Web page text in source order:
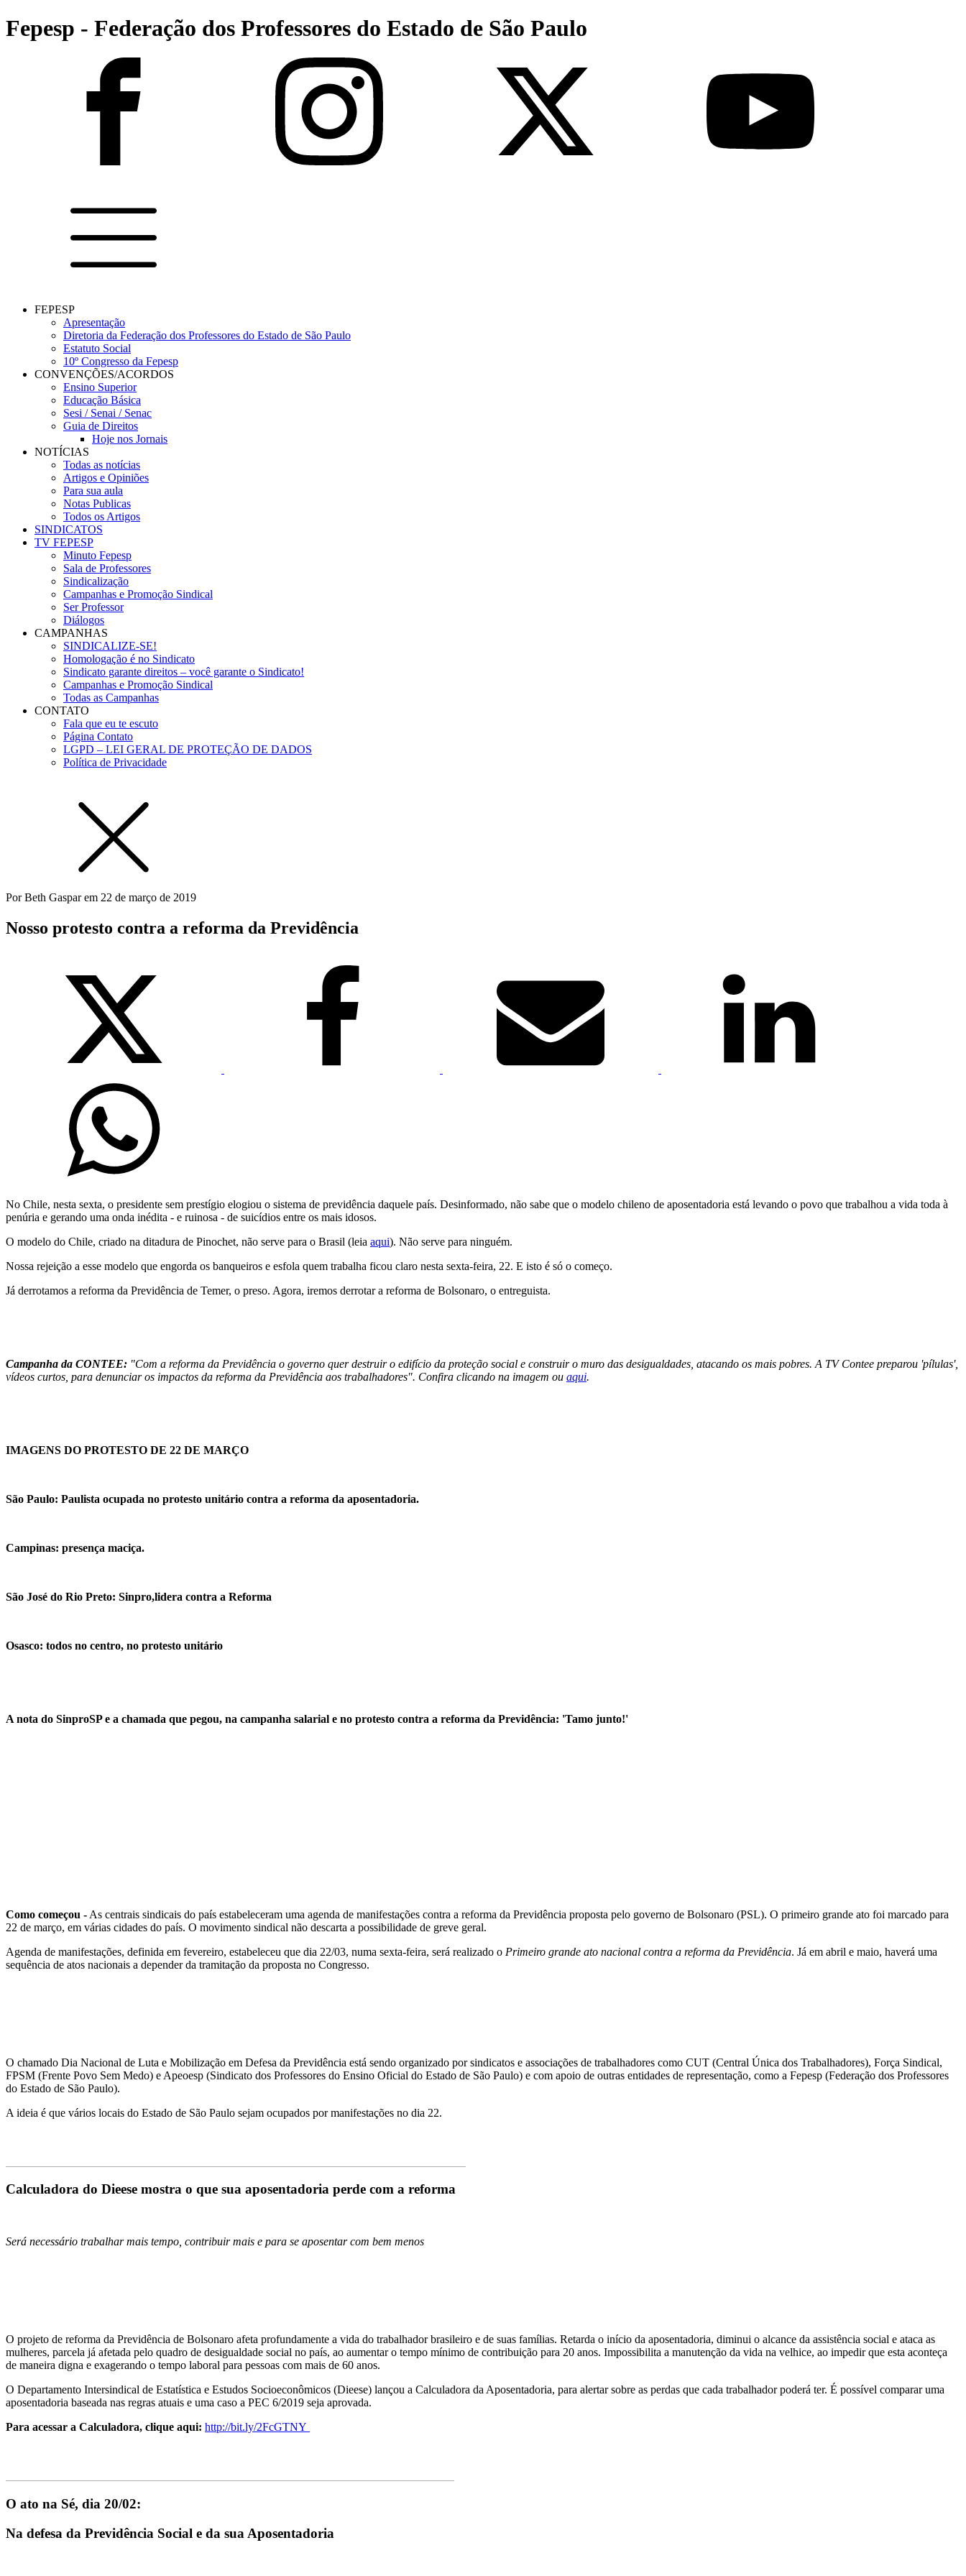
Fepesp - Federação dos Professores do Estado de São Paulo
FEPESP
Apresentação
Diretoria da Federação dos Professores do Estado de São Paulo
Estatuto Social
10º Congresso da Fepesp
CONVENÇÕES/ACORDOS
Ensino Superior
Educação Básica
Sesi / Senai / Senac
Guia de Direitos
Hoje nos Jornais
NOTÍCIAS
Todas as notícias
Artigos e Opiniões
Para sua aula
Notas Publicas
Todos os Artigos
SINDICATOS
TV FEPESP
Minuto Fepesp
Sala de Professores
Sindicalização
Campanhas e Promoção Sindical
Ser Professor
Diálogos
CAMPANHAS
SINDICALIZE-SE!
Homologação é no Sindicato
Sindicato garante direitos – você garante o Sindicato!
Campanhas e Promoção Sindical
Todas as Campanhas
CONTATO
Fala que eu te escuto
Página Contato
LGPD – LEI GERAL DE PROTEÇÃO DE DADOS
Política de Privacidade
PorBeth Gasparem 22 de março de 2019
Nosso protesto contra a reforma da Previdência
No Chile, nesta sexta, o presidente sem prestígio elogiou o sistema de previdência daquele país. Desinformado, não sabe que o modelo chileno de aposentadoria está levando o povo que trabalhou a vida toda à
penúria e gerando uma onda inédita - e ruinosa - de suicídios entre os mais idosos.
O modelo do Chile, criado na ditadura de Pinochet, não serve para o Brasil (leia aqui). Não serve para ninguém.
Nossa rejeição a esse modelo que engorda os banqueiros e esfola quem trabalha ficou claro nesta sexta-feira, 22. E isto é só o começo.
Já derrotamos a reforma da Previdência de Temer, o preso. Agora, iremos derrotar a reforma de Bolsonaro, o entreguista.
Campanha da CONTEE: "Com a reforma da Previdência o governo quer destruir o edifício da proteção social e construir o muro das desigualdades, atacando os mais pobres. A TV Contee preparou 'pílulas',
vídeos curtos, para denunciar os impactos da reforma da Previdência aos trabalhadores". Confira clicando na imagem ou aqui.
IMAGENS DO PROTESTO DE 22 DE MARÇO
São Paulo: Paulista ocupada no protesto unitário contra a reforma da aposentadoria.
Campinas: presença maciça.
São José do Rio Preto: Sinpro,lidera contra a Reforma
Osasco: todos no centro, no protesto unitário
A nota do SinproSP e a chamada que pegou, na campanha salarial e no protesto contra a reforma da Previdência: 'Tamo junto!'
Como começou - As centrais sindicais do país estabeleceram uma agenda de manifestações contra a reforma da Previdência proposta pelo governo de Bolsonaro (PSL). O primeiro grande ato foi marcado para
22 de março, em várias cidades do país. O movimento sindical não descarta a possibilidade de greve geral.
Agenda de manifestações, definida em fevereiro, estabeleceu que dia 22/03, numa sexta-feira, será realizado o Primeiro grande ato nacional contra a reforma da Previdência. Já em abril e maio, haverá uma
sequência de atos nacionais a depender da tramitação da proposta no Congresso.
O chamado Dia Nacional de Luta e Mobilização em Defesa da Previdência está sendo organizado por sindicatos e associações de trabalhadores como CUT (Central Única dos Trabalhadores), Força Sindical,
FPSM (Frente Povo Sem Medo) e Apeoesp (Sindicato dos Professores do Ensino Oficial do Estado de São Paulo) e com apoio de outras entidades de representação, como a Fepesp (Federação dos Professores
do Estado de São Paulo).
A ideia é que vários locais do Estado de São Paulo sejam ocupados por manifestações no dia 22.
Calculadora do Dieese mostra o que sua aposentadoria perde com a reforma
Será necessário trabalhar mais tempo, contribuir mais e para se aposentar com bem menos
O projeto de reforma da Previdência de Bolsonaro afeta profundamente a vida do trabalhador brasileiro e de suas famílias. Retarda o início da aposentadoria, diminui o alcance da assistência social e ataca as
mulheres, parcela já afetada pelo quadro de desigualdade social no país, ao aumentar o tempo mínimo de contribuição para 20 anos. Impossibilita a manutenção da vida na velhice, ao impedir que esta aconteça
de maneira digna e exagerando o tempo laboral para pessoas com mais de 60 anos.
O Departamento Intersindical de Estatística e Estudos Socioeconômicos (Dieese) lançou a Calculadora da Aposentadoria, para alertar sobre as perdas que cada trabalhador poderá ter. É possível comparar uma
aposentadoria baseada nas regras atuais e uma caso a PEC 6/2019 seja aprovada.
Para acessar a Calculadora, clique aqui: http://bit.ly/2FcGTNY
O ato na Sé, dia 20/02:
Na defesa da Previdência Social e da sua Aposentadoria